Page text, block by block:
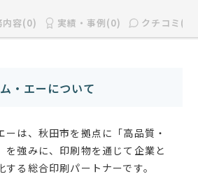
内容(0) 実績・事例(0) クチコミ(0)
・エーについて
ーは、秋田市を拠点に「高品質・
を強みに、印刷物を通じて企業と
る総合印刷パートナーです。